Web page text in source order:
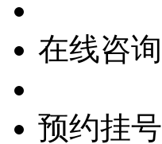
在线咨询
预约挂号